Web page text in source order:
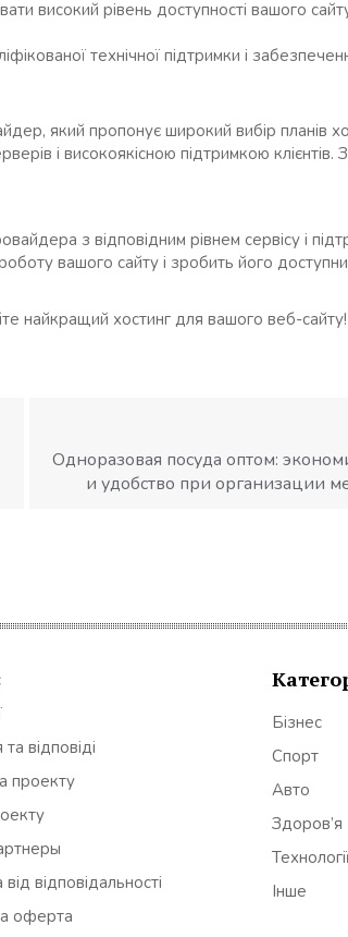
високий рівень доступності вашого
технічної підтримки і
який пропонує широкий вибір планів
і високоякісною підтримкою клієнтів.
з відповідним рівнем сервісу і
вашого сайту і зробить його
найкращий хостинг для вашого веб-сайту!
Одноразовая посуда оптом:
и удобство при организации
відповіді
проекту
відповідальності
оферта
Бізнес
Спорт
Авто
Здоров’я
Інше